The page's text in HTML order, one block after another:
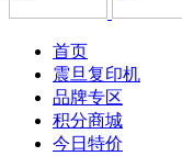
首页
震旦复印机
品牌专区
积分商城
今日特价